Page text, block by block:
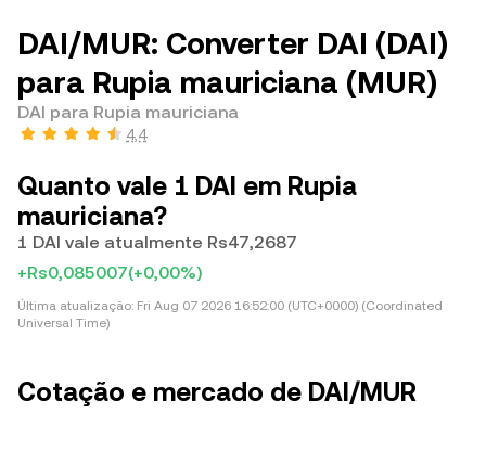
DAI/MUR: Converter DAI (DAI)
para Rupia mauriciana (MUR)
DAI para Rupia mauriciana
4,4
Quanto vale 1 DAI em Rupia
mauriciana?
1 DAI vale atualmente Rs47,2687
+Rs0,085007(+0,00%)
Última atualização: Fri Aug 07 2026 16:52:00 (UTC+0000) (Coordinated
Universal Time)
Cotação e mercado de DAI/MUR